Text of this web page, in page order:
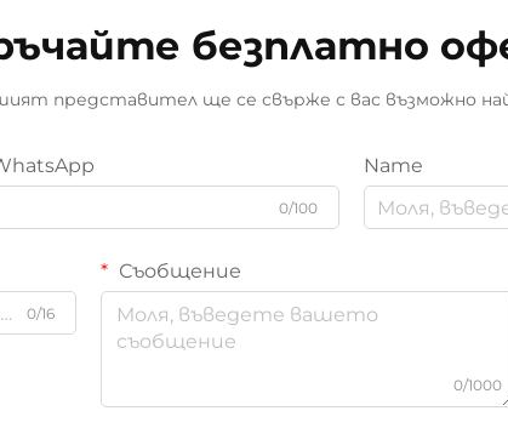
безплатно
представител ще се свърже с вас възможно
0/100
Name
0/16
Съобщение
0/1000